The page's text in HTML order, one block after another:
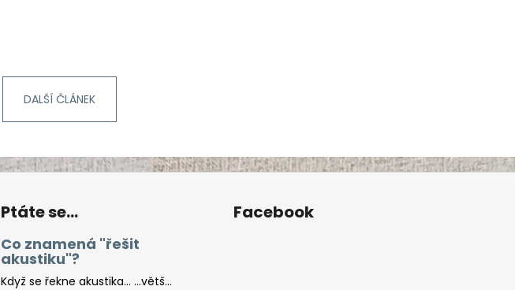
DALŠÍ ČLÁNEK
Ptáte se...
Co znamená "řešit
akustiku"?
Když se řekne akustika… …větš...
Facebook